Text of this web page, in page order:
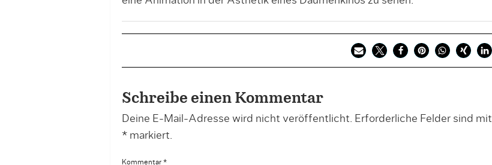
Schreibe einen Kommentar
Deine E-Mail-Adresse wird nicht veröffentlicht. Erforderliche Felder sind mit
*markiert.
Kommentar *